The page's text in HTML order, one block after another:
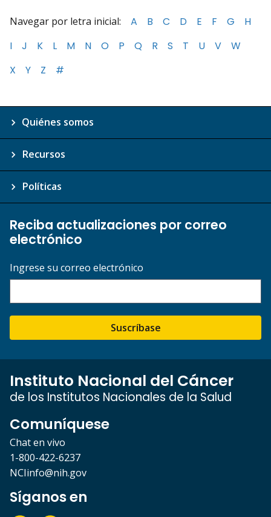
Navegar por letra inicial: A B C D E F G
H
I
J K L M N O P Q R S T U V
W
X
Y Z #
Quiénes somos
Recursos
Políticas
Reciba actualizaciones por correo
electrónico
Ingrese su correo electrónico
Suscríbase
Instituto Nacional del Cáncer
de los Institutos Nacionales de la Salud
Comuníquese
Chat en vivo
1-800-422-6237
NCIinfo@nih.gov
Síganos en